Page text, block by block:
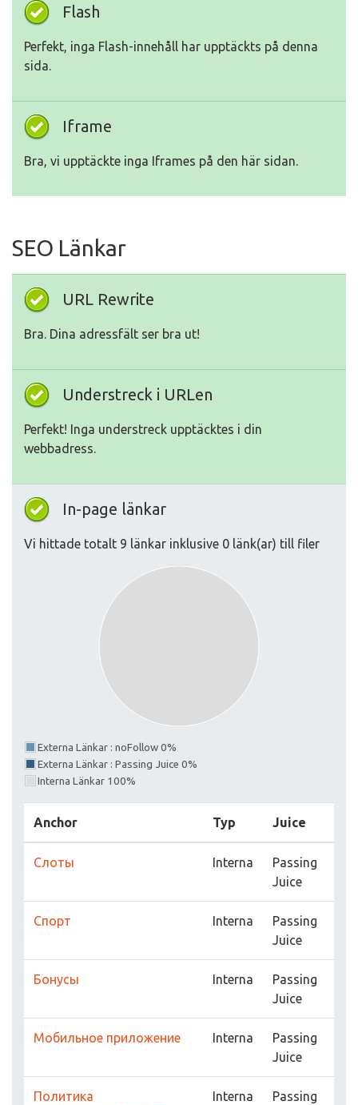
Flash
Perfekt, inga Flash-innehåll har upptäckts på denna
sida.
Iframe
Bra, vi upptäckte inga Iframes på den här sidan.
SEO Länkar
URL Rewrite
Bra. Dina adressfält ser bra ut!
Understreck i URLen
Perfekt! Inga understreck upptäcktes i din
webbadress.
In-page länkar
Vi hittade totalt 9 länkar inklusive 0 länk(ar) till filer
Externa Länkar : noFollow 0%
Externa Länkar : Passing Juice 0%
Interna Länkar 100%
Anchor Typ Juice
Слоты Interna
Passing
Juice
Спорт Interna
Passing
Juice
Бонусы Interna
Passing
Juice
Мобильное приложение Interna
Passing
Juice
Политика
Interna
Passing